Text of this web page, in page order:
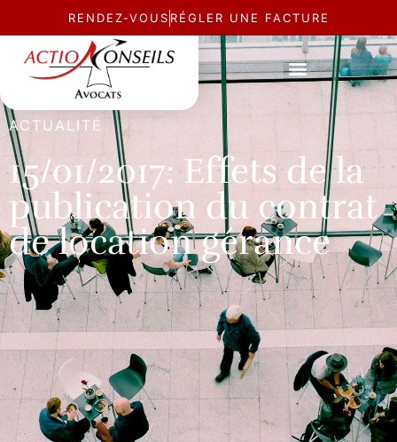
RENDEZ-VOUS RÉGLER UNE FACTURE
ACTUALITÉ
15/01/2017: Effets de la
publication du contrat
de location gérance